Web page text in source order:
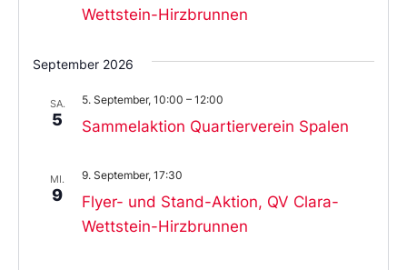
Wettstein-Hirzbrunnen
September 2026
SA.
5 Sammelaktion Quartierverein Spalen
5. September, 10:00 – 12:00
MI.
9
Flyer- und Stand-Aktion, QV Clara-
Wettstein-Hirzbrunnen
9. September, 17:30